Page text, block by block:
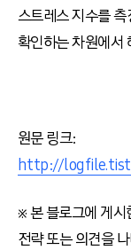
스트레스 지수를
확인하는 차원에서
원문 링크:
http://
※ 본 블로그에 게시
전략 또는 의견을